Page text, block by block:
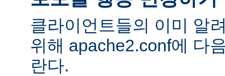
클라이언트들의 이미 알
위해 apache2.conf에 다
란다.